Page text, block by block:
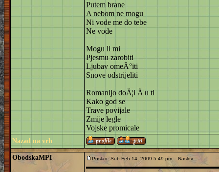
Putem brane
A nebom ne mogu
Ni vode me do tebe
Ne vode
Mogu li mi
Pjesmu zarobiti
Ljubav omeĂ°iti
Snove odstrijeliti
Romanijo doĂ¦i Ă¦u ti
Kako god se
Trave povijale
Zmije legle
Vojske promicale
Nazad na vrh
ObodskaMPI Poslao: Sub Feb 14, 2009 5:49 pm Naslov: